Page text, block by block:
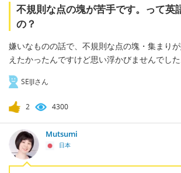
不規則な点の塊が苦手です。って英
の？
嫌いなものの話で、不規則な点の塊・集まり
えたかったんですけど思い浮かびませんでした
SEIJIさん
2 4300
Mutsumi
日本